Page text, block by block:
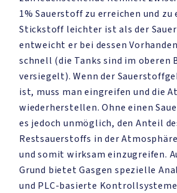
1% Sauerstoff zu erreichen und zu
Stickstoff leichter ist als der
entweicht er bei dessen
schnell (die Tanks sind im oberen
versiegelt). Wenn der
ist, muss man eingreifen und die
wiederherstellen. Ohne einen
es jedoch unmöglich, den Anteil
Restsauerstoffs in der
und somit wirksam einzugreifen.
Grund bietet Gasgen spezielle
und PLC-basierte